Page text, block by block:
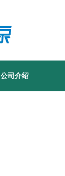
公司介绍